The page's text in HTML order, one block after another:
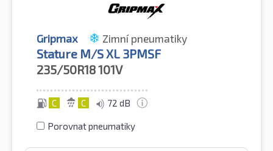
Gripmax Zimní pneumatiky
Stature M/S XL 3PMSF
235/50R18101V
C C 72 dB
Porovnat pneumatiky